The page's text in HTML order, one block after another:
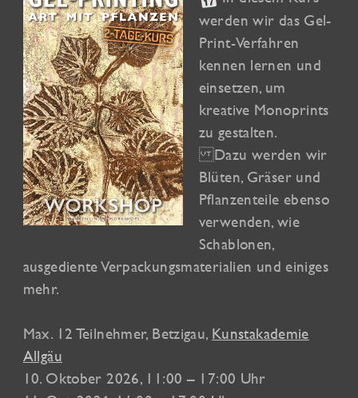
werden wir das Gel-
Print-Verfahren
kennen lernen und
einsetzen, um
kreative Monoprints
zu gestalten.
Dazu werden wir
Blüten, Gräser und
Pflanzenteile ebenso
verwenden, wie
Schablonen,
ausgediente Verpackungsmaterialien und einiges
mehr.
Max. 12 Teilnehmer, Betzigau, Kunstakademie
Allgäu
10. Oktober 2026, 11:00 – 17:00 Uhr